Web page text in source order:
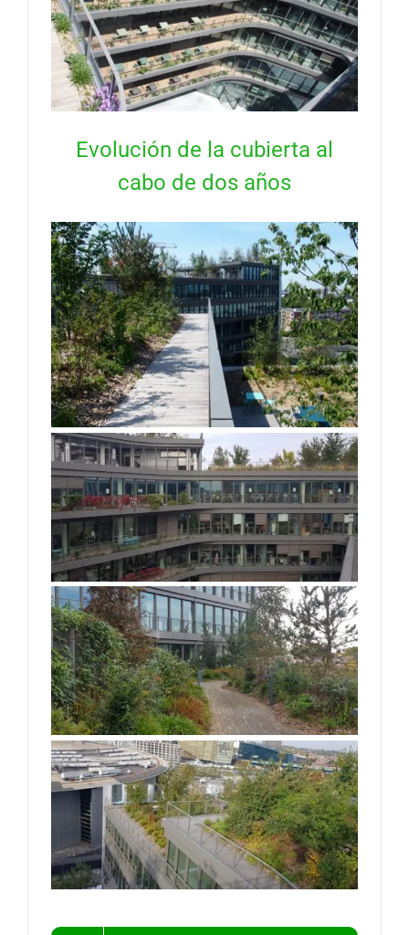
Evolución de la cubierta al
cabo de dos años